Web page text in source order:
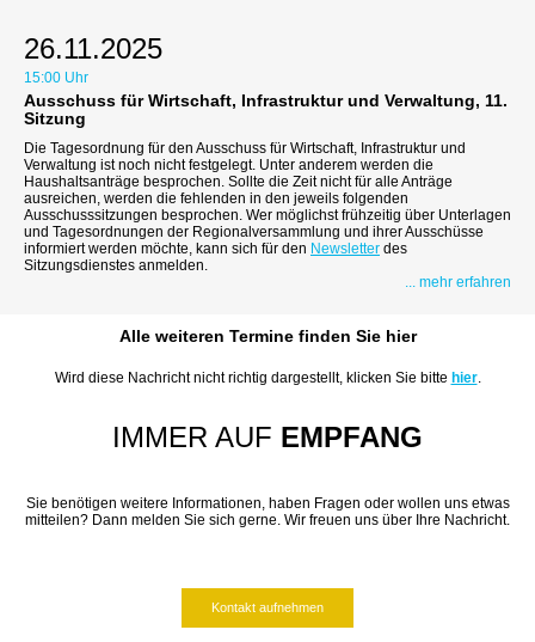
26.11.2025
15:00 Uhr
Ausschuss für Wirtschaft, Infrastruktur und Verwaltung, 11.
Sitzung
Die Tagesordnung für den Ausschuss für Wirtschaft, Infrastruktur und
Verwaltung ist noch nicht festgelegt. Unter anderem werden die
Haushaltsanträge besprochen. Sollte die Zeit nicht für alle Anträge
ausreichen, werden die fehlenden in den jeweils folgenden
Ausschusssitzungen besprochen. Wer möglichst frühzeitig über Unterlagen
und Tagesordnungen der Regionalversammlung und ihrer Ausschüsse
informiert werden möchte, kann sich für den Newsletter des
Sitzungsdienstes anmelden.
... mehr erfahren
Alle weiteren Termine finden Sie hier
Wird diese Nachricht nicht richtig dargestellt, klicken Sie bitte hier.
IMMER AUF EMPFANG
Sie benötigen weitere Informationen, haben Fragen oder wollen uns etwas
mitteilen? Dann melden Sie sich gerne. Wir freuen uns über Ihre Nachricht.
Kontakt aufnehmen